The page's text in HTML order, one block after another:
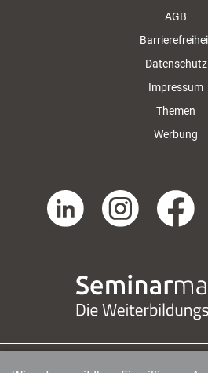
AGB
Datenschutz
Impressum
Themen
Werbung